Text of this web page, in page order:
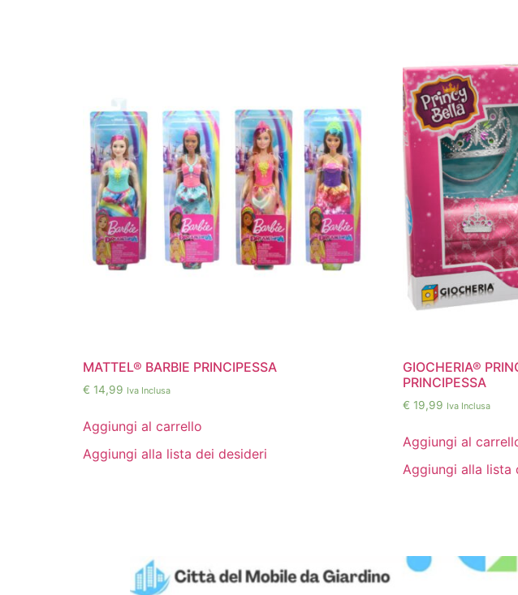
MATTEL® BARBIE PRINCIPESSA
€ 14,99 Iva Inclusa
Aggiungi al carrello
Aggiungi alla lista dei desideri
GIOCHERIA®
PRINCIPESSA
€ 19,99 Iva Inclusa
Aggiungi al
Aggiungi alla lista